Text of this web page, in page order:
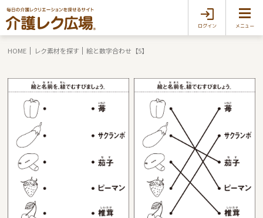
ログイン メニュー
HOME レク素材を探す 絵と数字合わせ【5】